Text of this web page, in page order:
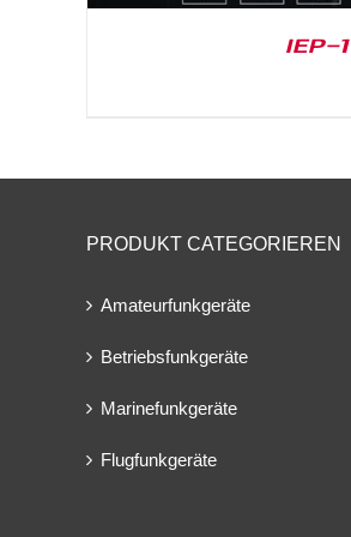
IEP-1
PRODUKT CATEGORIEREN
Amateurfunkgeräte
Betriebsfunkgeräte
Marinefunkgeräte
Flugfunkgeräte